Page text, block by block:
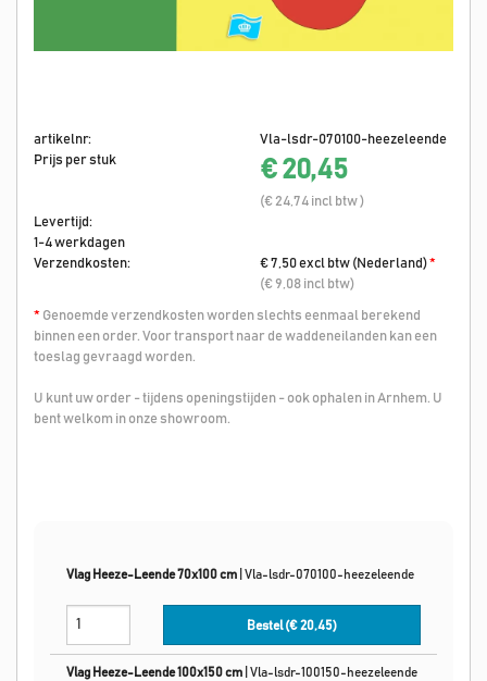
artikelnr:
Vla-lsdr-070100-heezeleende
Prijs per stuk
€ 20,45
(€ 24,74 incl btw )
Levertijd:
1-4 werkdagen
Verzendkosten:
€ 7,50 excl btw (Nederland)*
(€ 9,08 incl btw)
* Genoemde verzendkosten worden slechts eenmaal berekend
binnen een order. Voor transport naar de waddeneilanden kan een
toeslag gevraagd worden.
U kunt uw order - tijdens openingstijden - ook ophalen in Arnhem. U
bent welkom in onze showroom.
Vlag Heeze-Leende 70x100 cm Vla-lsdr-070100-heezeleende
Bestel (€20,45)
Vlag Heeze-Leende 100x150 cm Vla-lsdr-100150-heezeleende